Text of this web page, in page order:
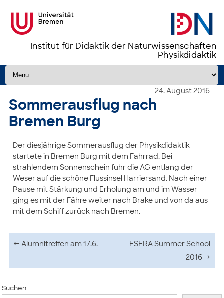
Institut für Didaktik der Naturwissenschaften
Physikdidaktik
Zum Inhalt springen
24. August 2016
Sommerausflug nach
Bremen Burg
Der diesjährige Sommerausflug der Physikdidaktik
startete in Bremen Burg mit dem Fahrrad. Bei
strahlendem Sonnenschein fuhr die AG entlang der
Weser auf die schöne Flussinsel Harriersand. Nach einer
Pause mit Stärkung und Erholung am und im Wasser
ging es mit der Fähre weiter nach Brake und von da aus
mit dem Schiff zurück nach Bremen.
Beitragsnavigation
← Alumnitreffen am 17.6.
ESERA Summer School
2016 →
Suchen